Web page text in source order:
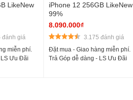
LikeNew
đánh giá
miễn phí.
Ưu Đãi
iPhone 12 256GB LikeNew
99%
8.090.000₫
3.175 đánh giá
Đặt mua - Giao hàng miễn phí.
Trả Góp dễ dàng - LS Ưu Đãi